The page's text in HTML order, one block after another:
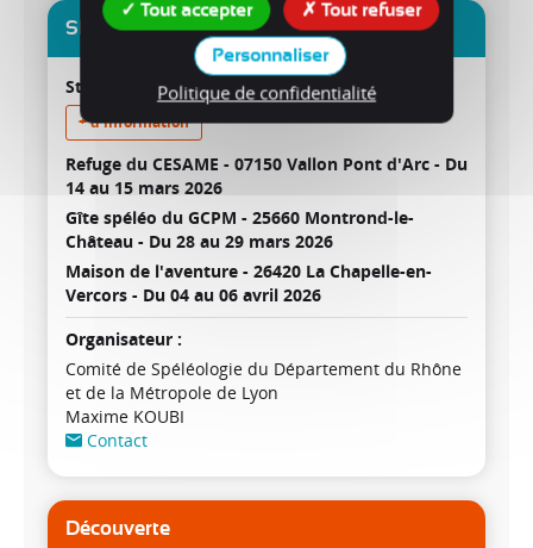
SFP2-Techniques d'équipement
Stages spéléo
+ d'information
Refuge du CESAME - 07150 Vallon Pont d'Arc - Du
14 au 15 mars 2026
Gîte spéléo du GCPM - 25660 Montrond-le-
Château - Du 28 au 29 mars 2026
Maison de l'aventure - 26420 La Chapelle-en-
Vercors - Du 04 au 06 avril 2026
Organisateur :
Comité de Spéléologie du Département du Rhône
et de la Métropole de Lyon
Maxime KOUBI
Contact
Découverte
Tout accepter Tout refuser
Personnaliser
Politique de confidentialité